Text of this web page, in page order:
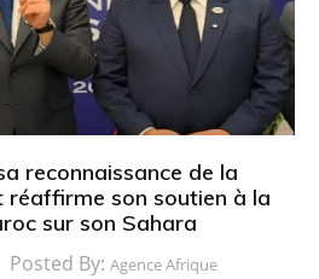
reconnaissance de la
réaffirme son soutien à la
sur son Sahara
Posted By: Agence Afrique